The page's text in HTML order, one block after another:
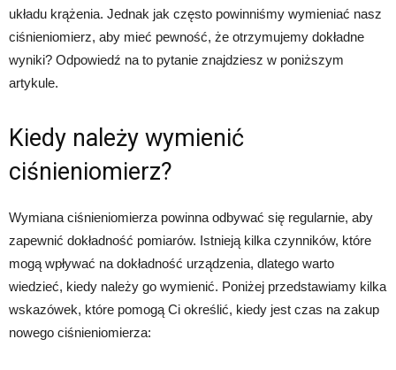
układu krążenia. Jednak jak często powinniśmy wymieniać nasz
ciśnieniomierz, aby mieć pewność, że otrzymujemy dokładne
wyniki? Odpowiedź na to pytanie znajdziesz w poniższym
artykule.
Kiedy należy wymienić
ciśnieniomierz?
Wymiana ciśnieniomierza powinna odbywać się regularnie, aby
zapewnić dokładność pomiarów. Istnieją kilka czynników, które
mogą wpływać na dokładność urządzenia, dlatego warto
wiedzieć, kiedy należy go wymienić. Poniżej przedstawiamy kilka
wskazówek, które pomogą Ci określić, kiedy jest czas na zakup
nowego ciśnieniomierza: